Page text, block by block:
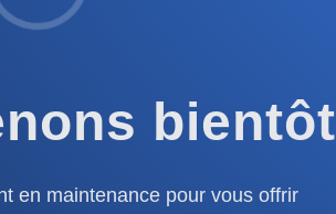
bientôt
en maintenance pour vous offrir